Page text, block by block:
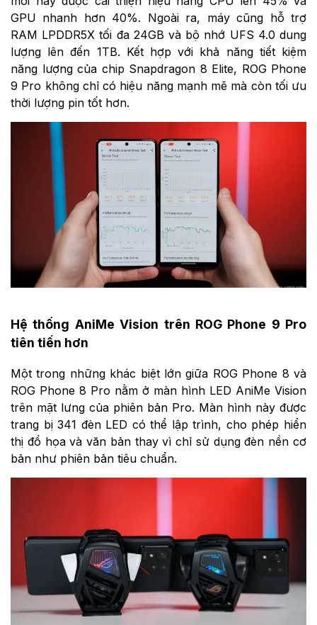
GPU nhanh hơn 40%. Ngoài ra, máy cũng hỗ trợ
RAM LPDDR5X tối đa 24GB và bộ nhớ UFS 4.0 dung
lượng lên đến 1TB. Kết hợp với khả năng tiết kiệm
năng lượng của chip Snapdragon 8 Elite, ROG Phone
9 Pro không chỉ có hiệu năng mạnh mẽ mà còn tối ưu
thời lượng pin tốt hơn.
Hệ thống AniMe Vision trên ROG Phone 9 Pro
tiên tiến hơn
Một trong những khác biệt lớn giữa ROG Phone 8 và
ROG Phone 8 Pro nằm ở màn hình LED AniMe Vision
trên mặt lưng của phiên bản Pro. Màn hình này được
trang bị 341 đèn LED có thể lập trình, cho phép hiển
thị đồ họa và văn bản thay vì chỉ sử dụng đèn nền cơ
bản như phiên bản tiêu chuẩn.